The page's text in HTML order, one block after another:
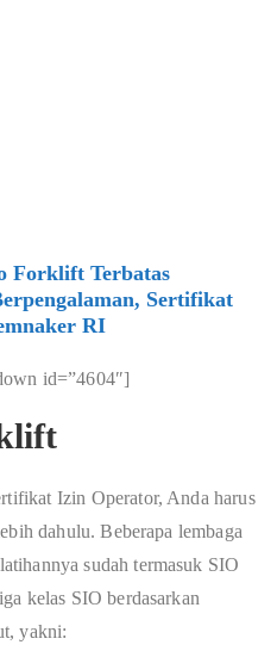
Forklift Terbatas
Sertifikat
RI
id=”4604″]
Izin Operator, Anda harus
dahulu. Beberapa lembaga
sudah termasuk SIO
kelas SIO berdasarkan
yakni: